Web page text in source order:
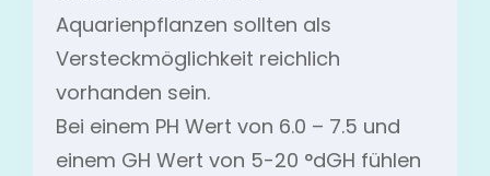
Aquarienpflanzen sollten als
Versteckmöglichkeit reichlich
vorhanden sein.
Bei einem PH Wert von 6.0 – 7.5 und
einem GH Wert von 5-20 °dGH fühlen